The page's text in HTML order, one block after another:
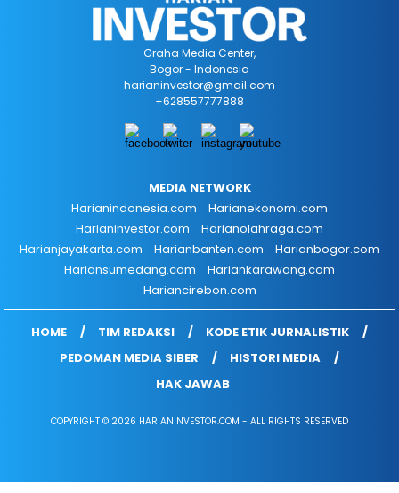
Graha Media Center,
Bogor - Indonesia
harianinvestor@gmail.com
+628557777888
MEDIA NETWORK
Harianindonesia.com
Harianekonomi.com
Harianinvestor.com
Harianolahraga.com
Harianjayakarta.com
Harianbanten.com
Harianbogor.com
Hariansumedang.com
Hariankarawang.com
Hariancirebon.com
HOME TIM REDAKSI
KODE ETIK JURNALISTIK
PEDOMAN MEDIA SIBER
HISTORI MEDIA
HAK JAWAB
COPYRIGHT © 2026 HARIANINVESTOR.COM - ALL RIGHTS RESERVED